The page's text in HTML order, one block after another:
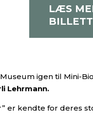
LÆS
igen til Mini-
Lehrmann.
er kendte for deres